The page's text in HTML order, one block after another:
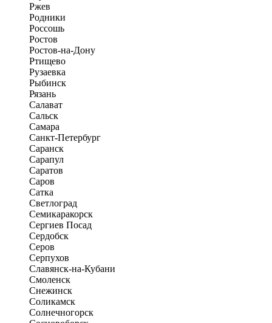
Ржев
Родники
Россошь
Ростов
Ростов-на-Дону
Ртищево
Рузаевка
Рыбинск
Рязань
Салават
Сальск
Самара
Санкт-Петербург
Саранск
Сарапул
Саратов
Саров
Сатка
Светлоград
Семикаракорск
Сергиев Посад
Сердобск
Серов
Серпухов
Славянск-на-Кубани
Смоленск
Снежинск
Соликамск
Солнечногорск